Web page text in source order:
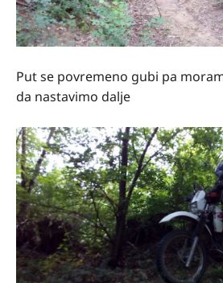
Put se povremeno gubi pa
da nastavimo dalje